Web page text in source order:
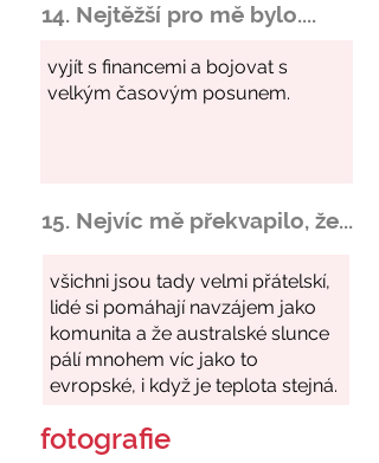
14. Nejtěžší pro mě bylo....
15. Nejvíc mě překvapilo, že...
fotografie